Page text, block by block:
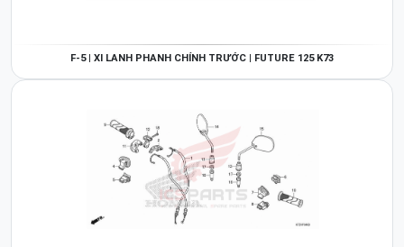
F-5 | XI LANH PHANH CHÍNH TRƯỚC | FUTURE 125 K73